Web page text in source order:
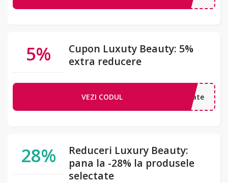
5%
Cupon Luxuty Beauty: 5%
extra reducere
VEZI CODUL oialitate
28%
Reduceri Luxury Beauty:
pana la -28% la produsele
selectate